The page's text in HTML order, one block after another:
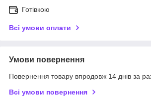
Готівкою
Всі умови оплати
Умови повернення
Повернення товару впродовж 14 днів за
Всі умови повернення